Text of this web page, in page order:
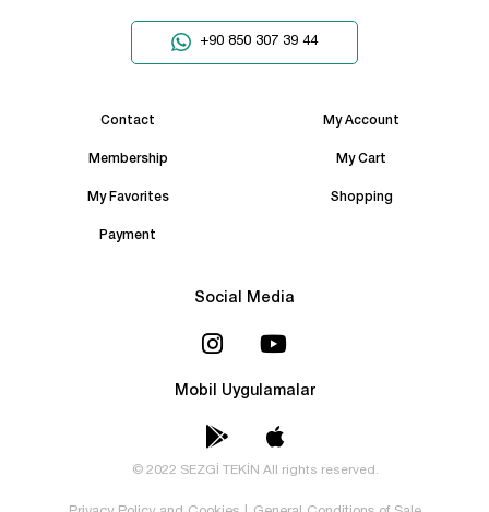
+90 850 307 39 44
Contact My Account
Membership My Cart
My Favorites Shopping
Payment
Social Media
Mobil Uygulamalar
© 2022 SEZGİ TEKİN All rights reserved.